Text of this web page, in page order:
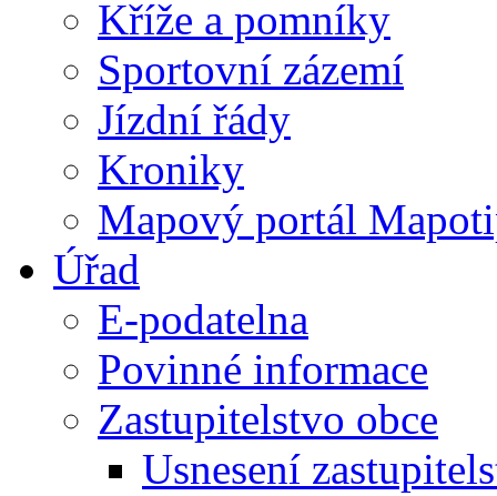
Kříže a pomníky
Sportovní zázemí
Jízdní řády
Kroniky
Mapový portál
Úřad
E-podatelna
Povinné informace
Zastupitelstvo obce
Usnesení